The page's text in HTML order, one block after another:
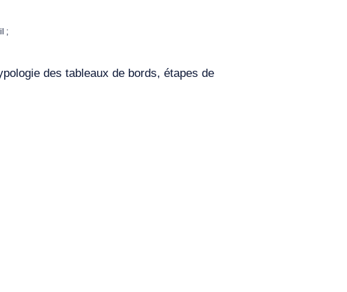
;
des tableaux de bords, étapes de